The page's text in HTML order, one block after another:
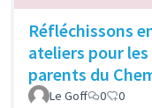
Réfléchissons
ateliers pour
parents du
Le Goff 0 0